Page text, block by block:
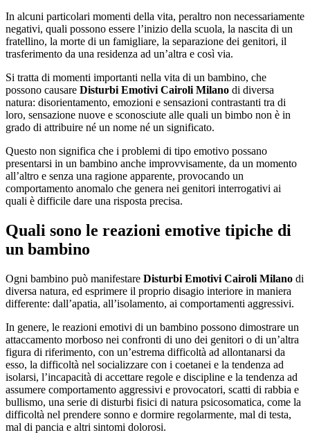
In alcuni particolari momenti della vita, peraltro non necessariamente
negativi, quali possono essere l’inizio della scuola, la nascita di un
fratellino, la morte di un famigliare, la separazione dei genitori, il
trasferimento da una residenza ad un’altra e così via.
Si tratta di momenti importanti nella vita di un bambino, che
possono causare Disturbi Emotivi Cairoli Milano di diversa
natura: disorientamento, emozioni e sensazioni contrastanti tra di
loro, sensazione nuove e sconosciute alle quali un bimbo non è in
grado di attribuire né un nome né un significato.
Questo non significa che i problemi di tipo emotivo possano
presentarsi in un bambino anche improvvisamente, da un momento
all’altro e senza una ragione apparente, provocando un
comportamento anomalo che genera nei genitori interrogativi ai
quali è difficile dare una risposta precisa.
Quali sono le reazioni emotive tipiche di
un bambino
Ogni bambino può manifestare Disturbi Emotivi Cairoli Milano di
diversa natura, ed esprimere il proprio disagio interiore in maniera
differente: dall’apatia, all’isolamento, ai comportamenti aggressivi.
In genere, le reazioni emotivi di un bambino possono dimostrare un
attaccamento morboso nei confronti di uno dei genitori o di un’altra
figura di riferimento, con un’estrema difficoltà ad allontanarsi da
esso, la difficoltà nel socializzare con i coetanei e la tendenza ad
isolarsi, l’incapacità di accettare regole e discipline e la tendenza ad
assumere comportamento aggressivi e provocatori, scatti di rabbia e
bullismo, una serie di disturbi fisici di natura psicosomatica, come la
difficoltà nel prendere sonno e dormire regolarmente, mal di testa,
mal di pancia e altri sintomi dolorosi.